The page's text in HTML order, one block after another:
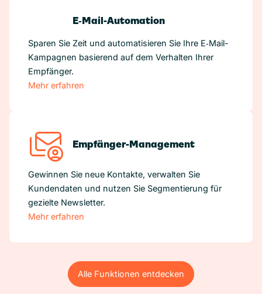
E‑Mail-Automation
Sparen Sie Zeit und automatisieren Sie Ihre E‑Mail-
Kampagnen basierend auf dem Verhalten Ihrer
Empfänger.
Mehr erfahren
Empfänger-Management
Gewinnen Sie neue Kontakte, verwalten Sie
Kundendaten und nutzen Sie Segmentierung für
gezielte Newsletter.
Mehr erfahren
Alle Funktionen entdecken
Alle Funktionen entdecken